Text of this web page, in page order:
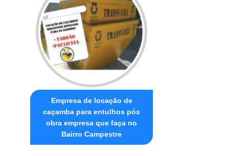
Empresa de locação de
caçamba para entulhos pós
obra empresa que faça no
Bairro Campestre